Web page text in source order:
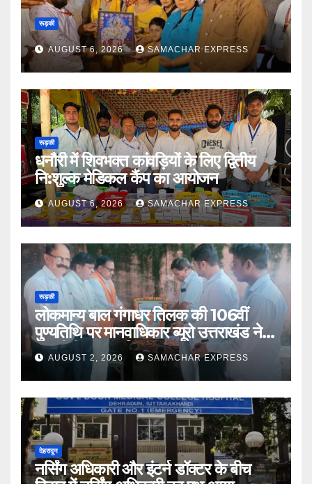
रूड़की
AUGUST 6, 2026 SAMACHAR EXPRESS
रूड़की
धनौरी में शिवभक्त कांवड़ियों के लिए द्वितीय
नि:शुल्क मेडिकल कैंप का आयोजन
AUGUST 6, 2026 SAMACHAR EXPRESS
रूड़की
लोकमान्य बाल गंगाधर तिलक की 106वीं
पुण्यतिथि पर मानवाधिकार ब्यूरो उत्तराखंड ने दी
भावभीनी श्रद्धांजलि
AUGUST 2, 2026 SAMACHAR EXPRESS
देहरादून
नर्सिंग अधिकारी और इंटर्न डॉक्टर के बीच